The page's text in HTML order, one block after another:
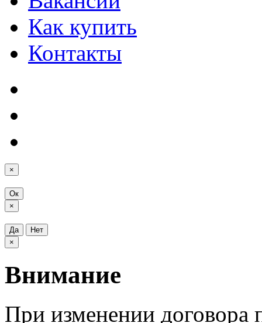
Как купить
Контакты
×
Ок
×
Да
Нет
×
Внимание
При изменении договора